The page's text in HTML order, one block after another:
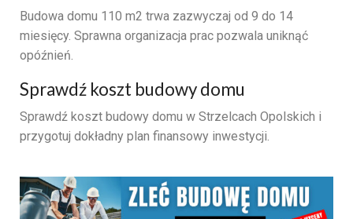
Budowa domu 110 m2 trwa zazwyczaj od 9 do 14
miesięcy. Sprawna organizacja prac pozwala uniknąć
opóźnień.
Sprawdź koszt budowy domu
Sprawdź koszt budowy domu w Strzelcach Opolskich i
przygotuj dokładny plan finansowy inwestycji.